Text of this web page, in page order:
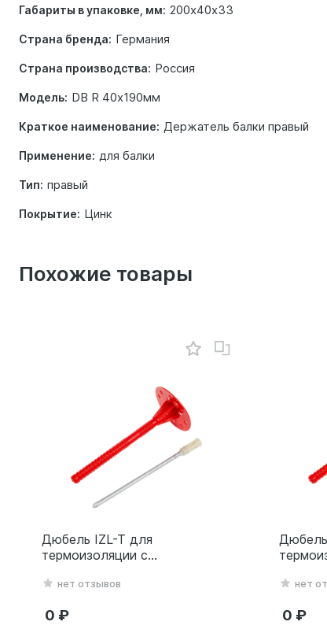
Габариты в упаковке, мм: 200х40х33
Страна бренда: Германия
Страна производства: Россия
Модель: DB R 40х190мм
Краткое наименование: Держатель балки правый
Применение: для балки
Тип: правый
Покрытие: Цинк
Похожие товары
Дюбель IZL-T для
термоизоляции с
10х200мм 10L
нет отзывов
0
нет
0